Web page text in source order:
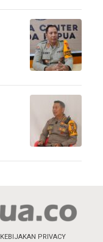
KEBIJAKAN PRIVACY